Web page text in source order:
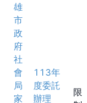
雄
市
政
府
社
會
局
家
113年
度委託
辦理
限